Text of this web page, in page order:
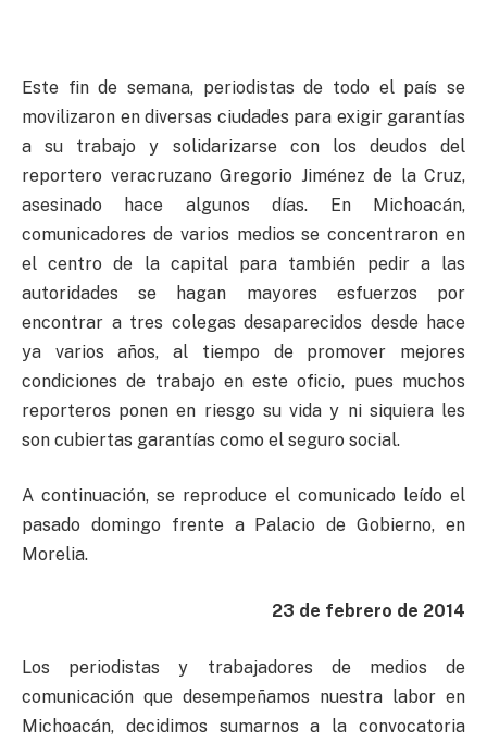
Este fin de semana, periodistas de todo el país se
movilizaron en diversas ciudades para exigir garantías
a su trabajo y solidarizarse con los deudos del
reportero veracruzano Gregorio Jiménez de la Cruz,
asesinado hace algunos días. En Michoacán,
comunicadores de varios medios se concentraron en
el centro de la capital para también pedir a las
autoridades se hagan mayores esfuerzos por
encontrar a tres colegas desaparecidos desde hace
ya varios años, al tiempo de promover mejores
condiciones de trabajo en este oficio, pues muchos
reporteros ponen en riesgo su vida y ni siquiera les
son cubiertas garantías como el seguro social.
A continuación, se reproduce el comunicado leído el
pasado domingo frente a Palacio de Gobierno, en
Morelia.
23 de febrero de 2014
Los periodistas y trabajadores de medios de
comunicación que desempeñamos nuestra labor en
Michoacán, decidimos sumarnos a la convocatoria